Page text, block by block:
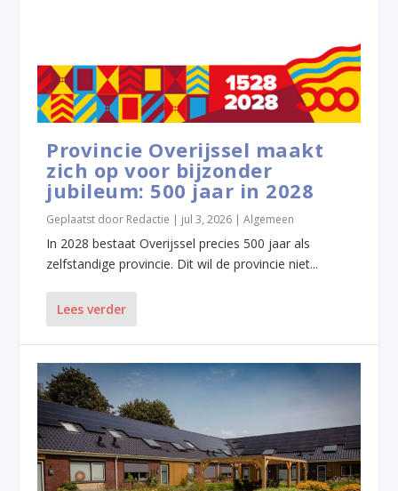
Provincie Overijssel maakt
zich op voor bijzonder
jubileum: 500 jaar in 2028
Geplaatst door Redactie | jul 3, 2026 |Algemeen
In 2028 bestaat Overijssel precies 500 jaar als
zelfstandige provincie. Dit wil de provincie niet...
Lees verder